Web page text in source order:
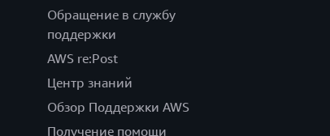
Обращение в службу
поддержки
AWS re:Post
Центр знаний
Обзор Поддержки AWS
Получение помощи